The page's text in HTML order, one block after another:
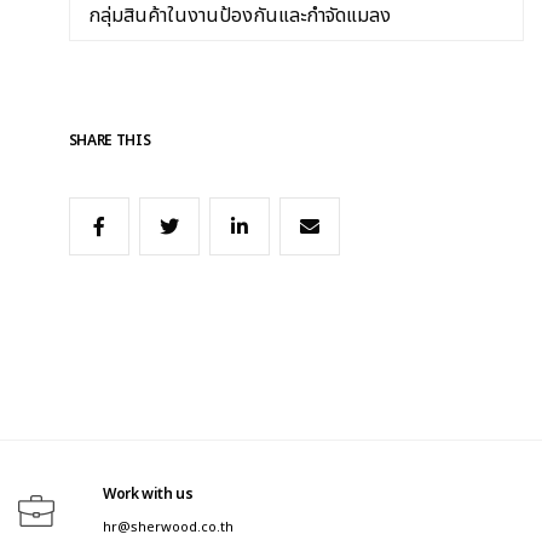
กลุ่มสินค้าในงานป้องกันและกำจัดแมลง
SHARE THIS
Work with us
hr@sherwood.co.th